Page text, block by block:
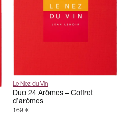
Le Nez du Vin
Duo 24 Arômes – Coffret
d’arômes
169 €